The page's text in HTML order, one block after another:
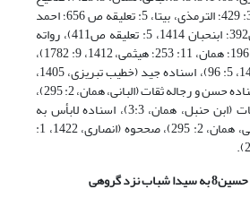
(حاکم نیشابوری، همان، 3: 429؛ الترمذی، بی‏تا، 5: تعلیقه ص 656؛ احمد
حنبل، بی‏تا، 5: تعلیقه ص392؛ ابن‏حبان 1414، 5: تعلیقه ص411)، رواته
ثقات (عسقلانی، بی‏تا، 16: 196؛ همان، 11: 253؛ هیثمی، 1412، 9: 1782)،
اسناده حسن (ذهبی، 1407، 5: 96)، اسناده جید (خطیب تبریزی، 1405،
3: 341؛ ذهبی، همان)، اسناده حسن و رجاله ثقات (البانی، همان، 2: 295)،
اسناده صحیح ورجاله ثقات (ابن حنبل، همان، 3:3)، اسناده لابأس به
(ابن‏کثیر، بی‏تا، 8: 35؛ البانی، همان، 2: 295)، صححوه (انصاری، 1422، 1:
حسین8به سیدا شباب نزد گروهی